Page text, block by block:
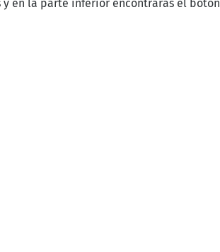
en la parte inferior encontrarás el botón